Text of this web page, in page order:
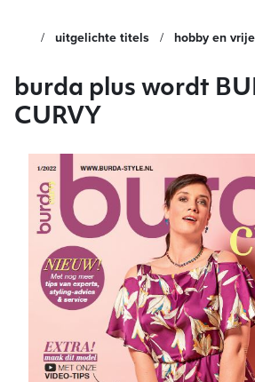
uitgelichte titels hobby en
burda plus wordt
CURVY